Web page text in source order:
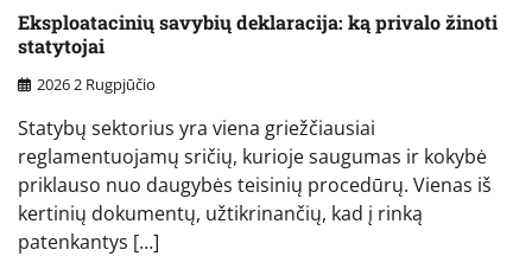
Eksploatacinių savybių deklaracija: ką privalo žinoti
statytojai
2026 2 Rugpjūčio
Statybų sektorius yra viena griežčiausiai
reglamentuojamų sričių, kurioje saugumas ir kokybė
priklauso nuo daugybės teisinių procedūrų. Vienas iš
kertinių dokumentų, užtikrinančių, kad į rinką
patenkantys […]